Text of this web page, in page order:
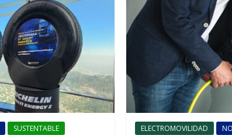
SUSTENTABLE ELECTROMOVILIDAD